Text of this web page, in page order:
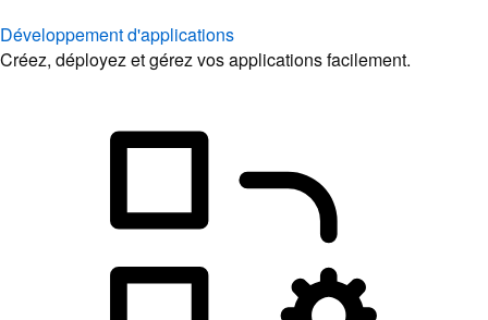
Développement d'applications
Créez, déployez et gérez vos applications facilement.